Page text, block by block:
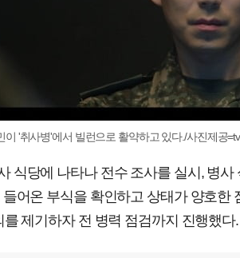
이 '취사병'에서 빌런으로 활약하고 있다./사진제공
식당에 나타나 전수 조사를 실시, 병
어온 부식을 확인하고 상태가 양호한
를 제기하자 전 병력 점검까지 진행했다.